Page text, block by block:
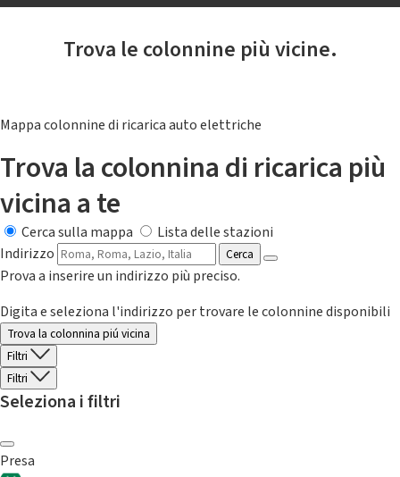
Trova le colonnine più vicine.
Mappa colonnine di ricarica auto elettriche
Trova la colonnina di ricarica più
vicina a te
Cerca sulla mappa
Lista delle stazioni
Indirizzo
Cerca
Prova a inserire un indirizzo più preciso.
Digita e seleziona l'indirizzo per trovare le colonnine disponibili
Trova la colonnina piú vicina
Filtri
Filtri
Seleziona i filtri
Presa